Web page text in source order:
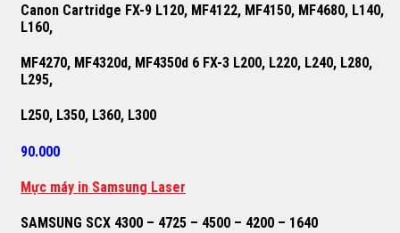
Canon Cartridge FX-9 L120, MF4122, MF4150, MF4680, L140,
L160,
MF4270, MF4320d, MF4350d 6 FX-3 L200, L220, L240, L280,
L295,
L250, L350, L360, L300
90.000
Mực máy in Samsung Laser
SAMSUNG SCX 4300 – 4725 – 4500 – 4200 – 1640